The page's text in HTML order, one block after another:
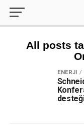
All posts
ENERJI